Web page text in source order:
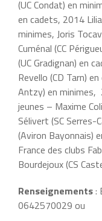
(UC Condat) en
en cadets, 2014
minimes, Joris
Cuménal (CC
(UC Gradignan) en
Revello (CD Tarn)
Antzy) en minimes,
jeunes – Maxime
Sélivert (SC
(Aviron Bayonnais)
France des clubs
Bourdejoux (CS
Renseignements:
0642570029 ou